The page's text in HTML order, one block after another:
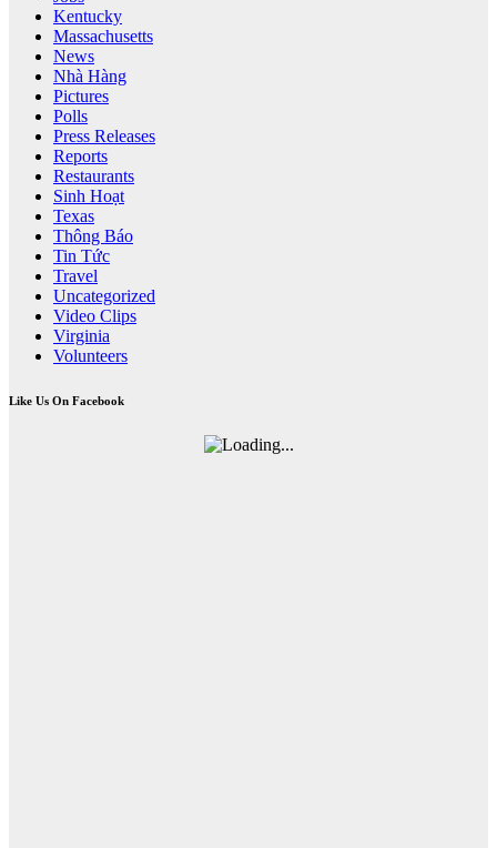
Kentucky
Massachusetts
News
Nhà Hàng
Pictures
Polls
Press Releases
Reports
Restaurants
Sinh Hoạt
Texas
Thông Báo
Tin Tức
Travel
Uncategorized
Video Clips
Virginia
Volunteers
Like Us On Facebook